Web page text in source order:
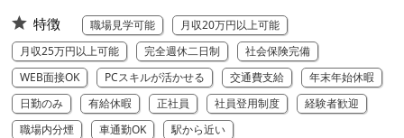
特徴 職場見学可能
月収20万円以上可能
月収25万円以上可能
完全週休二日制
社会保険完備
WEB面接OK
PCスキルが活かせる 交通費支給
年末年始休暇
日勤のみ
有給休暇 正社員 社員登用制度
経験者歓迎
職場内分煙
車通勤OK 駅から近い